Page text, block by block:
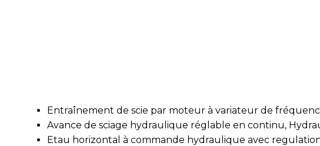
Entraînement de scie par moteur à variateur de
Avance de sciage hydraulique réglable en continu,
Etau horizontal à commande hydraulique avec